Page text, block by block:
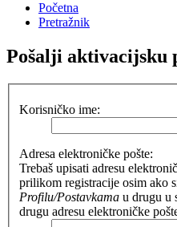
Početna
Pretražnik
Pošalji aktivacijsku
Korisničko ime:
Adresa elektroničke pošte:
Trebaš upisati adresu
prilikom registracije osim ako
Profilu/Postavkama u drugu u
drugu adresu elektroničke